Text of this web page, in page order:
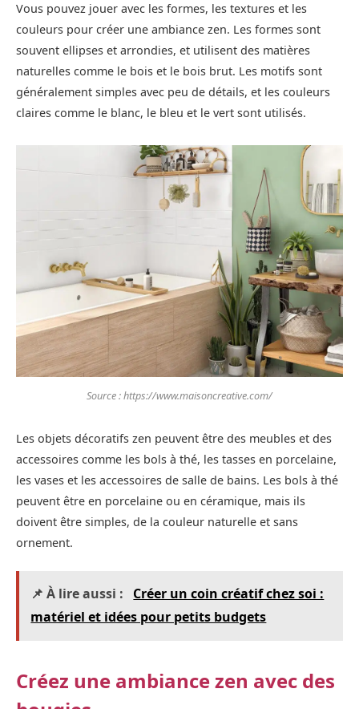
Vous pouvez jouer avec les formes, les textures et les
couleurs pour créer une ambiance zen. Les formes sont
souvent ellipses et arrondies, et utilisent des matières
naturelles comme le bois et le bois brut. Les motifs sont
généralement simples avec peu de détails, et les couleurs
claires comme le blanc, le bleu et le vert sont utilisés.
Source : https://www.maisoncreative.com/
Les objets décoratifs zen peuvent être des meubles et des
accessoires comme les bols à thé, les tasses en porcelaine,
les vases et les accessoires de salle de bains. Les bols à thé
peuvent être en porcelaine ou en céramique, mais ils
doivent être simples, de la couleur naturelle et sans
ornement.
📌 À lire aussi :
Créer un coin créatif chez soi :
matériel et idées pour petits budgets
Créez une ambiance zen avec des